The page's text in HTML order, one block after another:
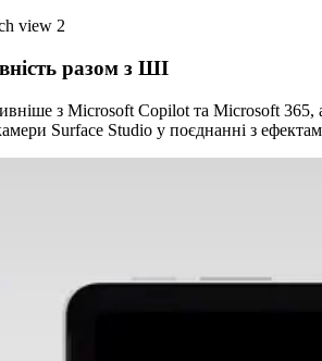
разом з ШІ
з Microsoft Copilot та Microsoft 365,
Surface Studio у поєднанні з